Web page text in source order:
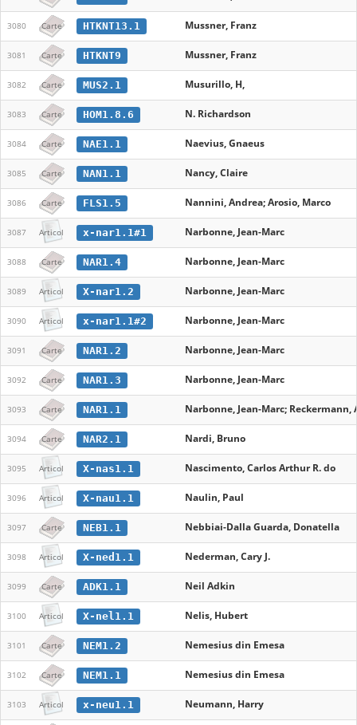
3080 Carte HTKNT13.1 Mussner, Franz
3081 Carte HTKNT9 Mussner, Franz
3082 Carte MUS2.1 Musurillo, H,
3083 Carte HOM1.8.6 N. Richardson
3084 Carte NAE1.1 Naevius, Gnaeus
3085 Carte NAN1.1 Nancy, Claire
3086 Carte FLS1.5 Nannini, Andrea; Arosio, Marco
3087 Articol x-nar1.1#1 Narbonne, Jean-Marc
3088 Carte NAR1.4 Narbonne, Jean-Marc
3089 Articol X-nar1.2 Narbonne, Jean-Marc
3090 Articol x-nar1.1#2 Narbonne, Jean-Marc
3091 Carte NAR1.2 Narbonne, Jean-Marc
3092 Carte NAR1.3 Narbonne, Jean-Marc
3093 Carte NAR1.1 Narbonne, Jean-Marc; Reckermann,
3094 Carte NAR2.1 Nardi, Bruno
3095 Articol X-nas1.1 Nascimento, Carlos Arthur R. do
3096 Articol X-nau1.1 Naulin, Paul
3097 Carte NEB1.1 Nebbiai-Dalla Guarda, Donatella
3098 Articol X-ned1.1 Nederman, Cary J.
3099 Carte ADK1.1 Neil Adkin
3100 Articol X-nel1.1 Nelis, Hubert
3101 Carte NEM1.2 Nemesius din Emesa
3102 Carte NEM1.1 Nemesius din Emesa
3103 Articol x-neu1.1 Neumann, Harry